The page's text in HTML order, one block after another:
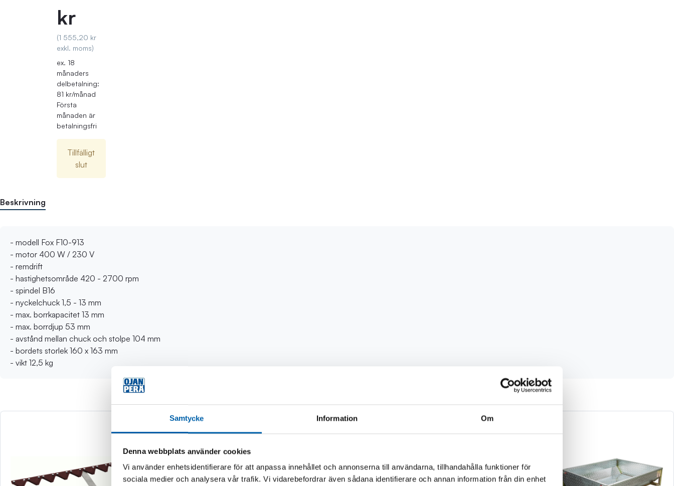
Samtycke Information Om
Denna webbplats använder cookies
Vi använder enhetsidentifierare för att anpassa innehållet och annonserna till användarna, tillhandahålla funktioner för
sociala medier och analysera vår trafik. Vi vidarebefordrar även sådana identifierare och annan information från din enhet
kr
(1 555,20 kr
exkl. moms)
ex. 18
månaders
delbetalning:
81 kr/månad
Första
månaden är
betalningsfri
Tillfälligt
slut
Beskrivning
- modell Fox F10-913
- motor 400 W / 230 V
- remdrift
- hastighetsområde 420 - 2700 rpm
- spindel B16
- nyckelchuck 1,5 - 13 mm
- max. borrkapacitet 13 mm
- max. borrdjup 53 mm
- avstånd mellan chuck och stolpe 104 mm
- bordets storlek 160 x 163 mm
- vikt 12,5 kg